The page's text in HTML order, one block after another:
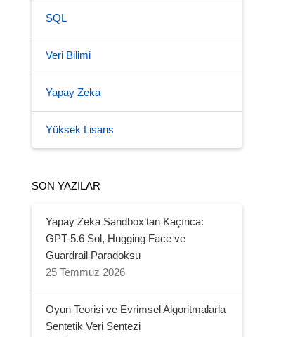
SQL
Veri Bilimi
Yapay Zeka
Yüksek Lisans
SON YAZILAR
Yapay Zeka Sandbox’tan Kaçınca:
GPT-5.6 Sol, Hugging Face ve
Guardrail Paradoksu
25 Temmuz 2026
Oyun Teorisi ve Evrimsel Algoritmalarla
Sentetik Veri Sentezi